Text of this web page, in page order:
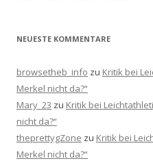
NEUESTE KOMMENTARE
browsetheb_info zu Kritik bei
Merkel nicht da?“
Mary_23 zu Kritik bei
nicht da?“
theprettygZone zu Kritik bei
Merkel nicht da?“